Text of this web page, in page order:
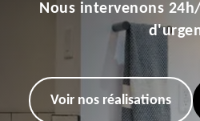
Nous intervenons
Voir nos réalisations